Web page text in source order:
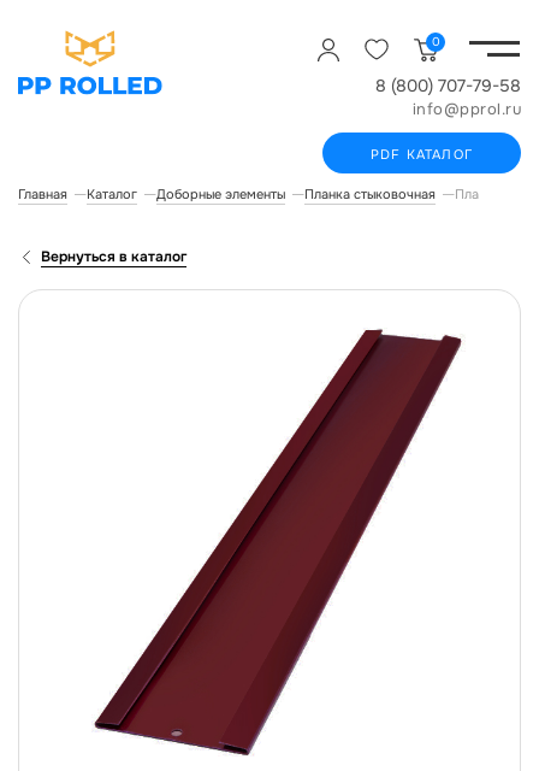
0
8 (800) 707-79-58
info@pprol.ru
PDF КАТАЛОГ
Главная Каталог Доборные элементы Планка стыковочная Планка
Вернуться в каталог